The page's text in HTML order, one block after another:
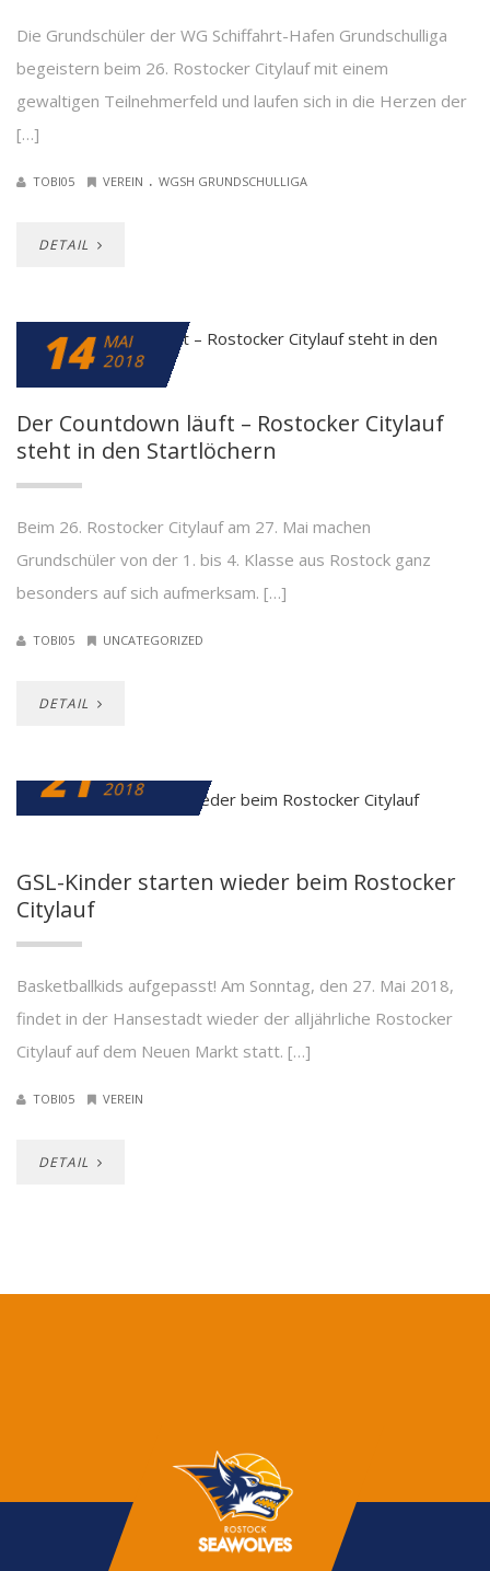
Die Grundschüler der WG Schiffahrt-Hafen Grundschulliga
begeistern beim 26. Rostocker Citylauf mit einem
gewaltigen Teilnehmerfeld und laufen sich in die Herzen der
[…]
TOBI05 VEREIN . WGSH GRUNDSCHULLIGA
DETAIL
14 MAI
2018
Der Countdown läuft – Rostocker Citylauf
steht in den Startlöchern
Beim 26. Rostocker Citylauf am 27. Mai machen
Grundschüler von der 1. bis 4. Klasse aus Rostock ganz
besonders auf sich aufmerksam. […]
TOBI05 UNCATEGORIZED
DETAIL
21 2018
GSL-Kinder starten wieder beim Rostocker
Citylauf
Basketballkids aufgepasst! Am Sonntag, den 27. Mai 2018,
findet in der Hansestadt wieder der alljährliche Rostocker
Citylauf auf dem Neuen Markt statt. […]
TOBI05 VEREIN
DETAIL